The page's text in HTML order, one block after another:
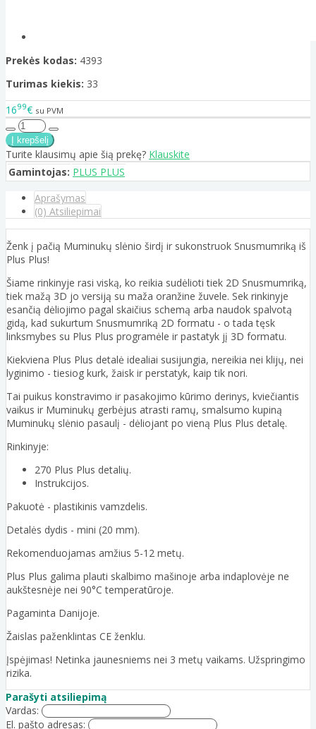
Prekės kodas: 4393
Turimas kiekis: 33
1699€ su PVM
Turite klausimų apie šią prekę? Klauskite
Gamintojas: PLUS PLUS
Aprašymas
(0) Atsiliepimai
Ženk į pačią Muminukų slėnio širdį ir sukonstruok Snusmumriką iš
Plus Plus!
Šiame rinkinyje rasi viską, ko reikia sudėlioti tiek 2D Snusmumriką,
tiek mažą 3D jo versiją su maža oranžine žuvele. Sek rinkinyje
esančią dėliojimo pagal skaičius schemą arba naudok spalvotą
gidą, kad sukurtum Snusmumriką 2D formatu - o tada tęsk
linksmybes su Plus Plus programėle ir pastatyk jį 3D formatu.
Kiekviena Plus Plus detalė idealiai susijungia, nereikia nei klijų, nei
lyginimo - tiesiog kurk, žaisk ir perstatyk, kaip tik nori.
Tai puikus konstravimo ir pasakojimo kūrimo derinys, kviečiantis
vaikus ir Muminukų gerbėjus atrasti ramų, smalsumo kupiną
Muminukų slėnio pasaulį - dėliojant po vieną Plus Plus detalę.
Rinkinyje:
270 Plus Plus detalių.
Instrukcijos.
Pakuotė - plastikinis vamzdelis.
Detalės dydis - mini (20 mm).
Rekomenduojamas amžius 5-12 metų.
Plus Plus galima plauti skalbimo mašinoje arba indaplovėje ne
aukštesnėje nei 90°C temperatūroje.
Pagaminta Danijoje.
Žaislas paženklintas CE ženklu.
Įspėjimas! Netinka jaunesniems nei 3 metų vaikams. Užspringimo
rizika.
Parašyti atsiliepimą
Vardas:
El. pašto adresas: